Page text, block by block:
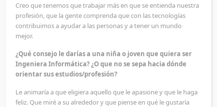
Creo que tenemos que trabajar más en que se entienda nuestra
profesión, que la gente comprenda que con las tecnologías
contribuimos a ayudar a las personas y a tener un mundo
mejor.
¿Qué consejo le darías a una niña o joven que quiera ser
Ingeniera Informática? ¿O que no se sepa hacia dónde
orientar sus estudios/profesión?
Le animaría a que eligiera aquello que le apasione y que le haga
feliz. Que miré a su alrededor y que piense en qué le gustaría